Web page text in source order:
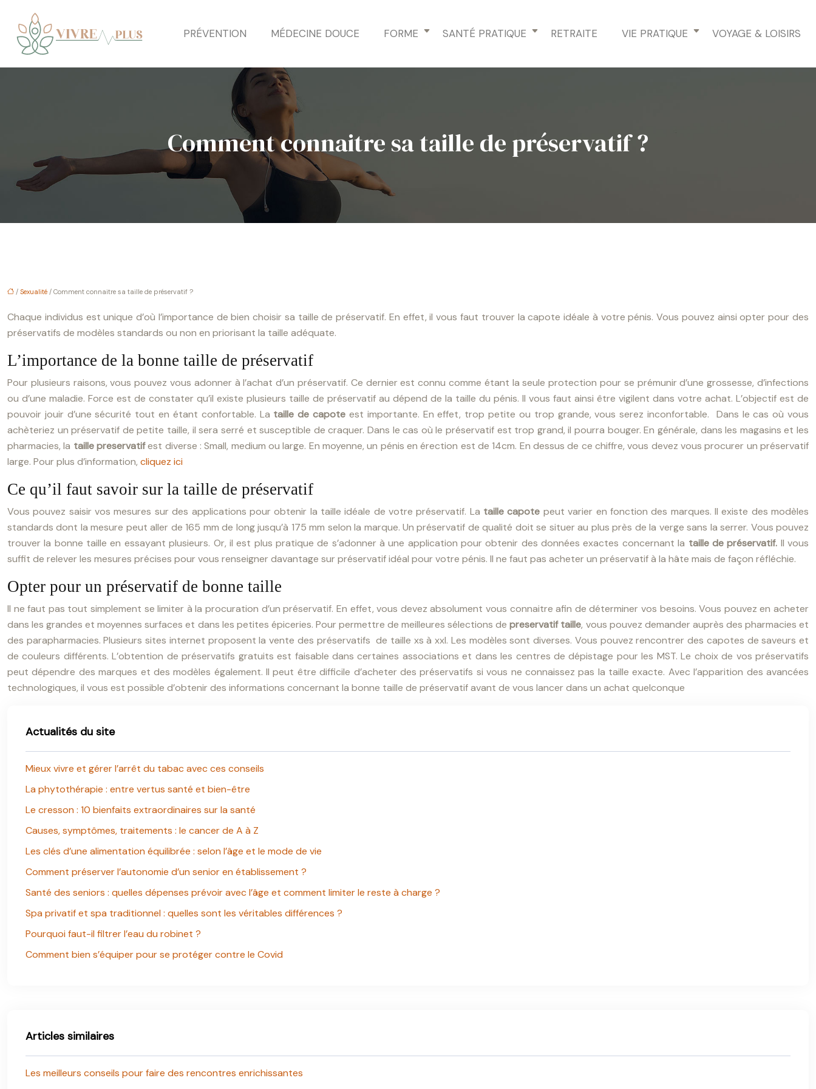
PRÉVENTION MÉDECINE DOUCE FORME SANTÉ PRATIQUE RETRAITE VIE PRATIQUE VOYAGE & LOISIRS
Comment connaitre sa taille de préservatif ?
/ Sexualité / Comment connaitre sa taille de préservatif ?
Chaque individus est unique d’où l’importance de bien choisir sa taille de préservatif. En effet, il vous faut trouver la capote idéale à votre pénis. Vous pouvez ainsi opter pour des
préservatifs de modèles standards ou non en priorisant la taille adéquate.
L’importance de la bonne taille de préservatif
Pour plusieurs raisons, vous pouvez vous adonner à l’achat d’un préservatif. Ce dernier est connu comme étant la seule protection pour se prémunir d’une grossesse, d’infections
ou d’une maladie. Force est de constater qu’il existe plusieurs taille de préservatif au dépend de la taille du pénis. Il vous faut ainsi être vigilent dans votre achat. L’objectif est de
pouvoir jouir d’une sécurité tout en étant confortable. La taille de capote est importante. En effet, trop petite ou trop grande, vous serez inconfortable. Dans le cas où vous
achèteriez un préservatif de petite taille, il sera serré et susceptible de craquer. Dans le cas où le préservatif est trop grand, il pourra bouger. En générale, dans les magasins et les
pharmacies, la taille preservatifest diverse : Small, medium ou large. En moyenne, un pénis en érection est de 14cm. En dessus de ce chiffre, vous devez vous procurer un préservatif
large. Pour plus d’information, cliquez ici
Ce qu’il faut savoir sur la taille de préservatif
Vous pouvez saisir vos mesures sur des applications pour obtenir la taille idéale de votre préservatif. La taille capote peut varier en fonction des marques. Il existe des modèles
standards dont la mesure peut aller de 165 mm de long jusqu’à 175 mm selon la marque. Un préservatif de qualité doit se situer au plus près de la verge sans la serrer. Vous pouvez
trouver la bonne taille en essayant plusieurs. Or, il est plus pratique de s’adonner à une application pour obtenir des données exactes concernant la taille de préservatif. Il vous
suffit de relever les mesures précises pour vous renseigner davantage sur préservatif idéal pour votre pénis. Il ne faut pas acheter un préservatif à la hâte mais de façon réfléchie.
Opter pour un préservatif de bonne taille
Il ne faut pas tout simplement se limiter à la procuration d’un préservatif. En effet, vous devez absolument vous connaitre afin de déterminer vos besoins. Vous pouvez en acheter
dans les grandes et moyennes surfaces et dans les petites épiceries. Pour permettre de meilleures sélections depreservatif taille, vous pouvez demander auprès des pharmacies et
des parapharmacies. Plusieurs sites internet proposent la vente des préservatifs de taille xs à xxl. Les modèles sont diverses. Vous pouvez rencontrer des capotes de saveurs et
de couleurs différents. L’obtention de préservatifs gratuits est faisable dans certaines associations et dans les centres de dépistage pour les MST. Le choix de vos préservatifs
peut dépendre des marques et des modèles également. Il peut être difficile d’acheter des préservatifs si vous ne connaissez pas la taille exacte. Avec l’apparition des avancées
technologiques, il vous est possible d’obtenir des informations concernant la bonne taille de préservatif avant de vous lancer dans un achat quelconque
Actualités du site
Mieux vivre et gérer l’arrêt du tabac avec ces conseils
La phytothérapie : entre vertus santé et bien-être
Le cresson : 10 bienfaits extraordinaires sur la santé
Causes, symptômes, traitements : le cancer de A à Z
Les clés d’une alimentation équilibrée : selon l’âge et le mode de vie
Comment préserver l’autonomie d’un senior en établissement ?
Santé des seniors : quelles dépenses prévoir avec l’âge et comment limiter le reste à charge ?
Spa privatif et spa traditionnel : quelles sont les véritables différences ?
Pourquoi faut-il filtrer l’eau du robinet ?
Comment bien s’équiper pour se protéger contre le Covid
Articles similaires
Les meilleurs conseils pour faire des rencontres enrichissantes